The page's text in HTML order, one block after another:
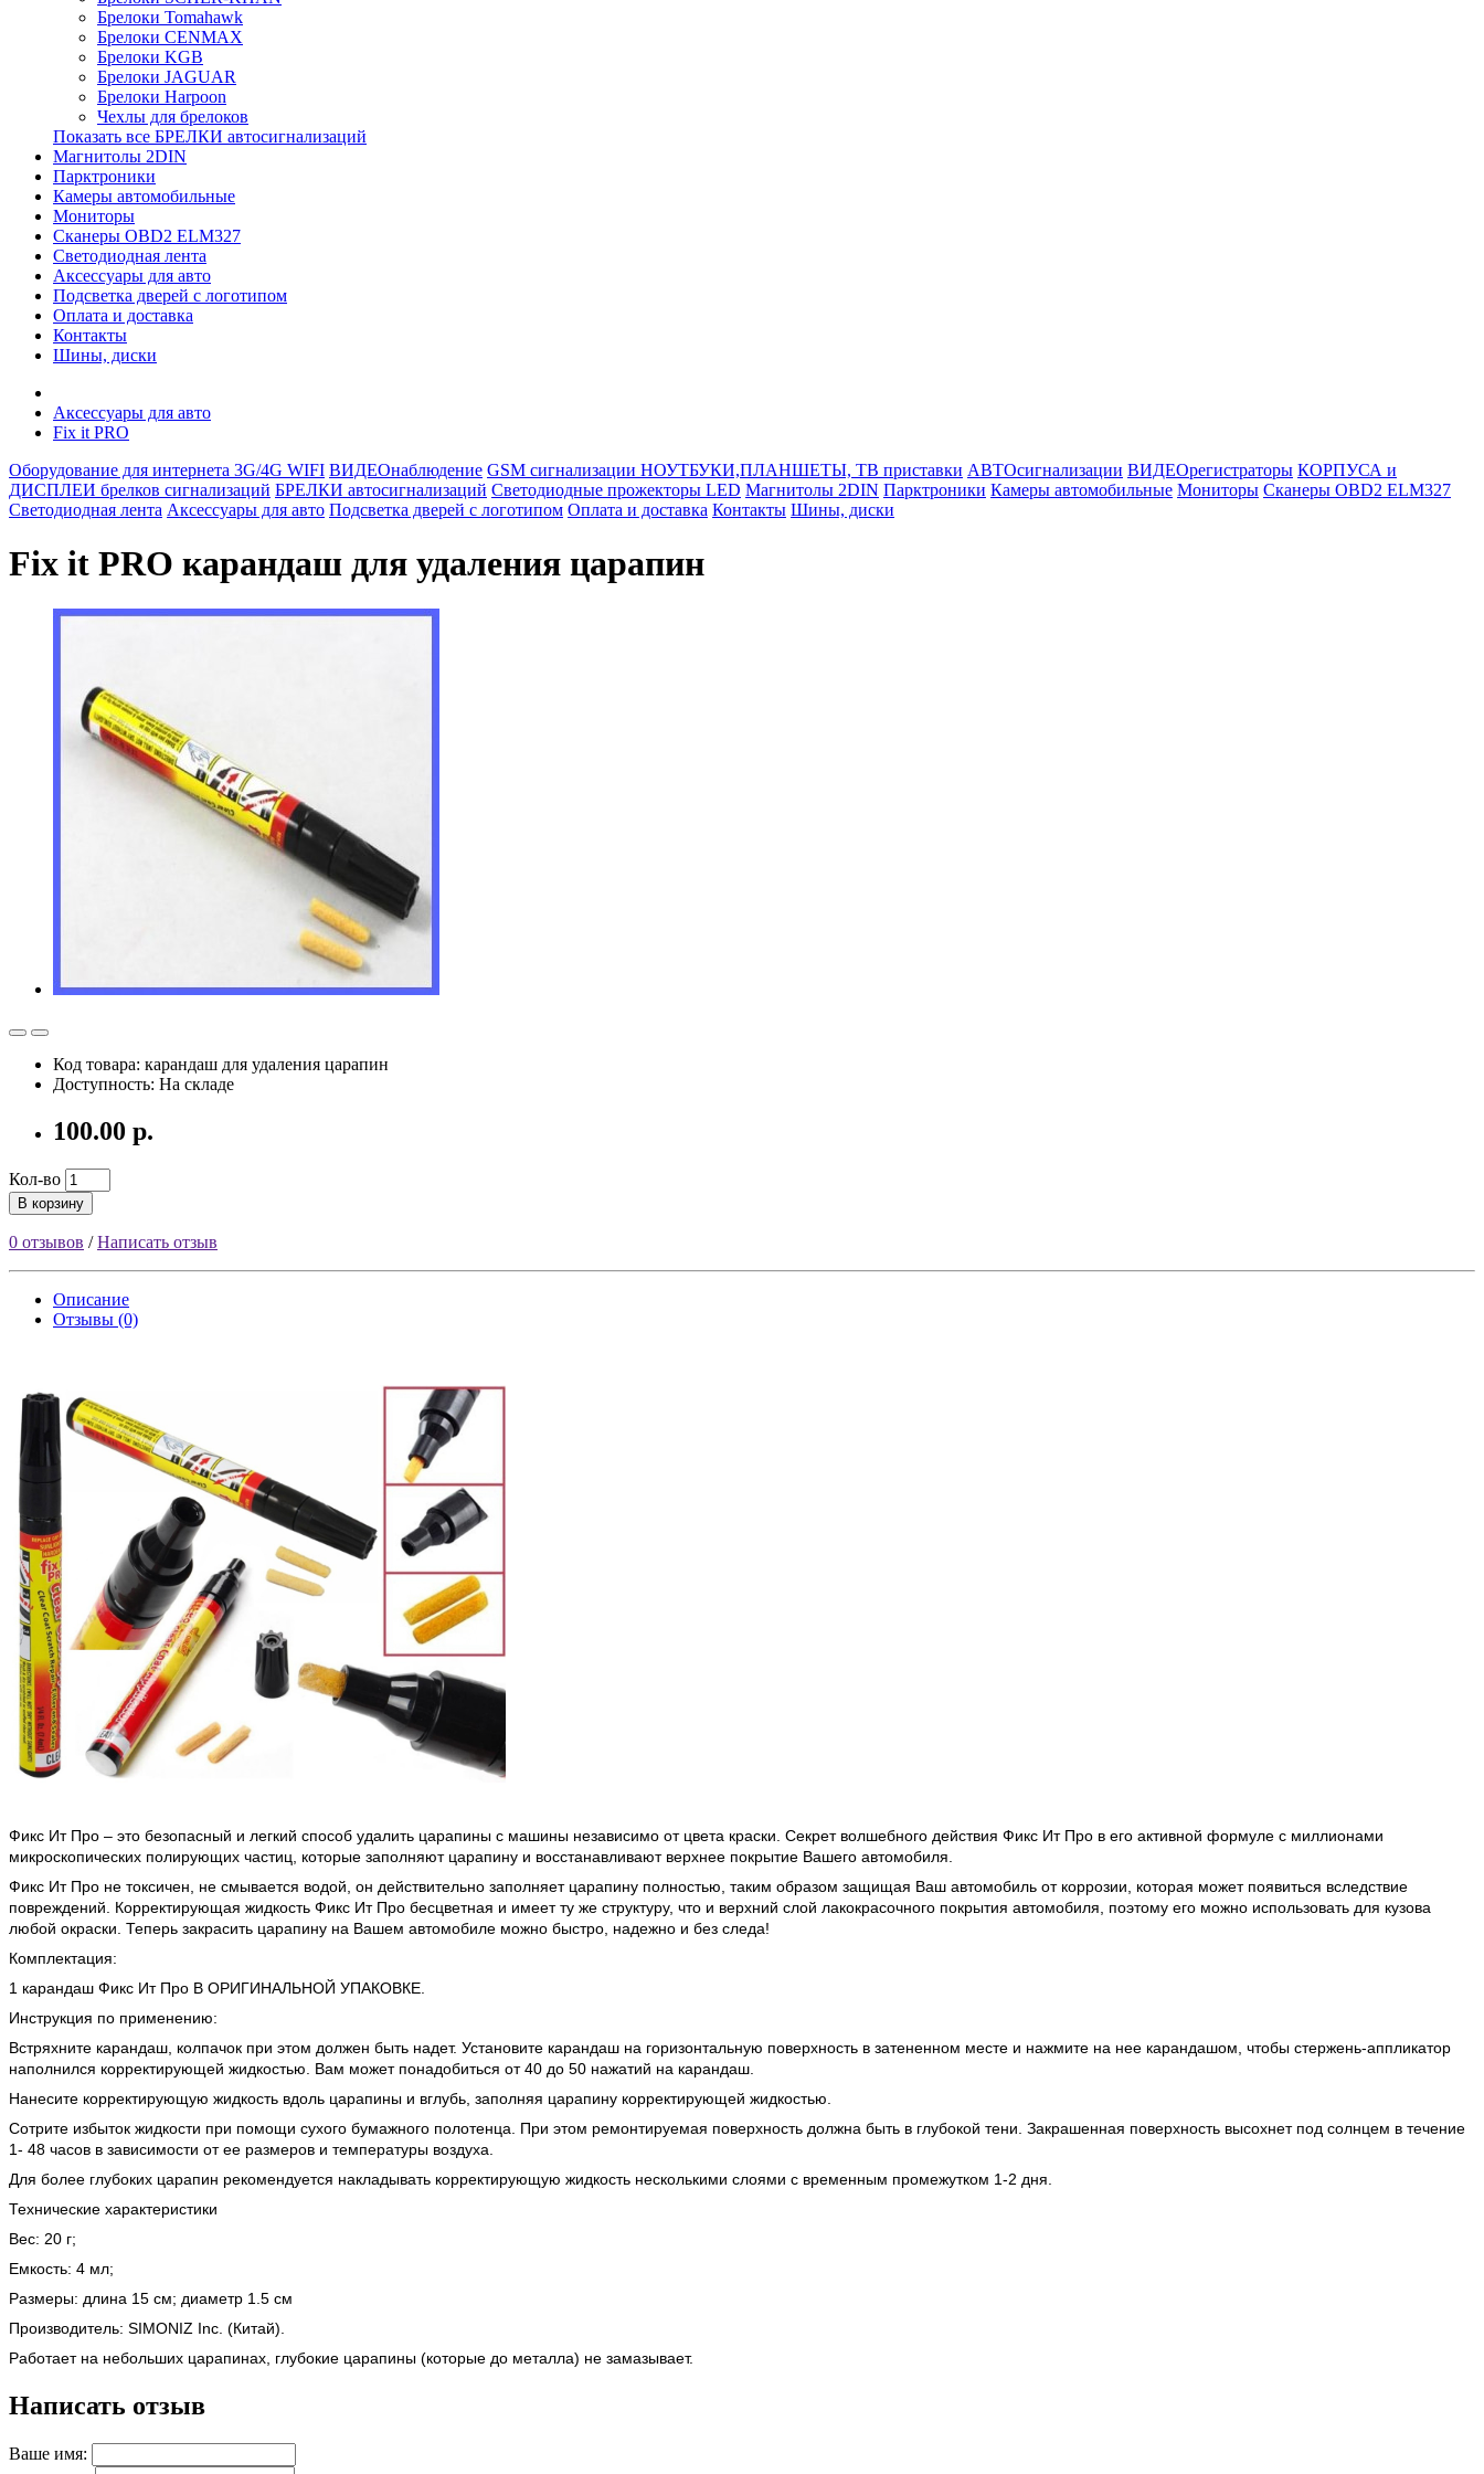
Брелоки Tomahawk
Брелоки CENMAX
Брелоки KGB
Брелоки JAGUAR
Брелоки Harpoon
Чехлы для брелоков
Показать все БРЕЛКИ автосигнализаций
Магнитолы 2DIN
Парктроники
Камеры автомобильные
Мониторы
Сканеры OBD2 ELM327
Светодиодная лента
Аксессуары для авто
Подсветка дверей с логотипом
Оплата и доставка
Контакты
Шины, диски
Аксессуары для авто
Fix it PRO
Оборудование для интернета 3G/4G WIFI ВИДЕОнаблюдение GSM сигнализации НОУТБУКИ,ПЛАНШЕТЫ, ТВ приставки АВТОсигнализации ВИДЕОрегистраторы КОРПУСА и
ДИСПЛЕИ брелков сигнализаций БРЕЛКИ автосигнализаций Светодиодные прожекторы LED Магнитолы 2DIN Парктроники Камеры автомобильные Мониторы Сканеры OBD2 ELM327
Светодиодная лента Аксессуары для авто Подсветка дверей с логотипом Оплата и доставка Контакты Шины, диски
Fix it PRO карандаш для удаления царапин
Код товара: карандаш для удаления царапин
Доступность: На складе
100.00 р.
Кол-во
В корзину
0 отзывов /Написать отзыв
Описание
Отзывы (0)
Фикс Ит Про – это безопасный и легкий способ удалить царапины с машины независимо от цвета краски. Секрет волшебного действия Фикс Ит Про в его активной формуле с миллионами
микроскопических полирующих частиц, которые заполняют царапину и восстанавливают верхнее покрытие Вашего автомобиля.
Фикс Ит Про не токсичен, не смывается водой, он действительно заполняет царапину полностью, таким образом защищая Ваш автомобиль от коррозии, которая может появиться вследствие
повреждений. Корректирующая жидкость Фикс Ит Про бесцветная и имеет ту же структуру, что и верхний слой лакокрасочного покрытия автомобиля, поэтому его можно использовать для кузова
любой окраски. Теперь закрасить царапину на Вашем автомобиле можно быстро, надежно и без следа!
Комплектация:
1 карандаш Фикс Ит Про В ОРИГИНАЛЬНОЙ УПАКОВКЕ.
Инструкция по применению:
Встряхните карандаш, колпачок при этом должен быть надет. Установите карандаш на горизонтальную поверхность в затененном месте и нажмите на нее карандашом, чтобы стержень-аппликатор
наполнился корректирующей жидкостью. Вам может понадобиться от 40 до 50 нажатий на карандаш.
Нанесите корректирующую жидкость вдоль царапины и вглубь, заполняя царапину корректирующей жидкостью.
Сотрите избыток жидкости при помощи сухого бумажного полотенца. При этом ремонтируемая поверхность должна быть в глубокой тени. Закрашенная поверхность высохнет под солнцем в течение
1- 48 часов в зависимости от ее размеров и температуры воздуха.
Для более глубоких царапин рекомендуется накладывать корректирующую жидкость несколькими слоями с временным промежутком 1-2 дня.
Технические характеристики
Вес: 20 г;
Емкость: 4 мл;
Размеры: длина 15 см; диаметр 1.5 см
Производитель: SIMONIZ Inc. (Китай).
Работает на небольших царапинах, глубокие царапины (которые до металла) не замазывает.
Написать отзыв
Ваше имя: